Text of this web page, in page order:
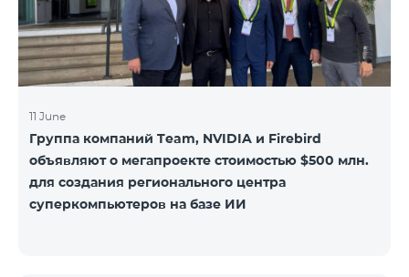
11 June
Группа компаний Team, NVIDIA и Firebird
объявляют о мегапроекте стоимостью $500 млн.
для создания регионального центра
суперкомпьютеров на базе ИИ